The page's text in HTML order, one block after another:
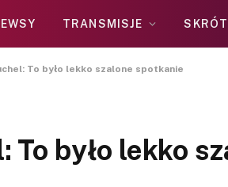
TRANSMISJE
To było lekko szalone spotkanie
To było lekko